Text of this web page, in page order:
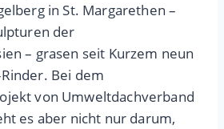
in St. Margarethen –
der
– grasen seit Kurzem neun
Bei dem
von Umweltdachverband
es aber nicht nur darum,